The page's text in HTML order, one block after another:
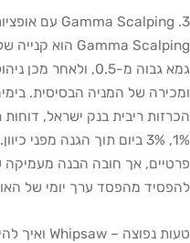
3. Gamma Scalping עם אופציות TASE
הכרזות ריבית בנק ישראל, דוחות
להפסיד מהפסד ערך יומי של
טעות נפוצה – Whipsaw ואיך להימנע